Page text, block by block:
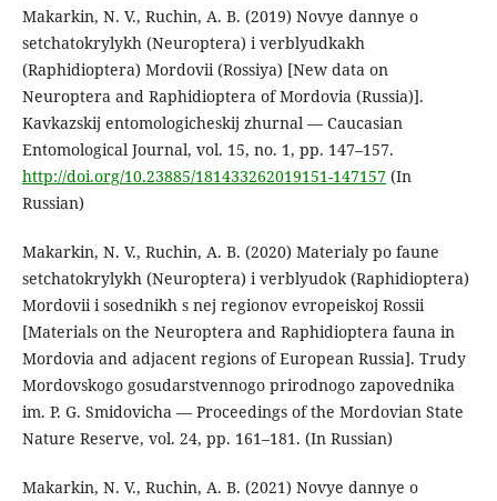
Makarkin, N. V., Ruchin, A. B. (2019) Novye dannye o
setchatokrylykh (Neuroptera) i verblyudkakh
(Raphidioptera) Mordovii (Rossiya) [New data on
Neuroptera and Raphidioptera of Mordovia (Russia)].
Kavkazskij entomologicheskij zhurnal — Caucasian
Entomological Journal, vol. 15, no. 1, pp. 147–157.
http://doi.org/10.23885/181433262019151-147157(In
Russian)
Makarkin, N. V., Ruchin, A. B. (2020) Materialy po faune
setchatokrylykh (Neuroptera) i verblyudok (Raphidioptera)
Mordovii i sosednikh s nej regionov evropeiskoj Rossii
[Materials on the Neuroptera and Raphidioptera fauna in
Mordovia and adjacent regions of European Russia]. Trudy
Mordovskogo gosudarstvennogo prirodnogo zapovednika
im. P. G. Smidovicha — Proceedings of the Mordovian State
Nature Reserve, vol. 24, pp. 161–181. (In Russian)
Makarkin, N. V., Ruchin, A. B. (2021) Novye dannye o